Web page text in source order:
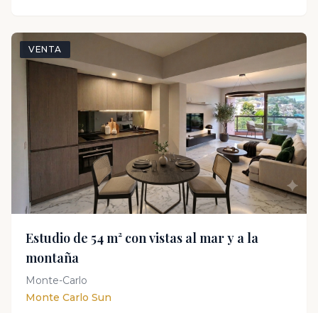
VENTA
Estudio de 54 m² con vistas al mar y a la
montaña
Monte-Carlo
Monte Carlo Sun